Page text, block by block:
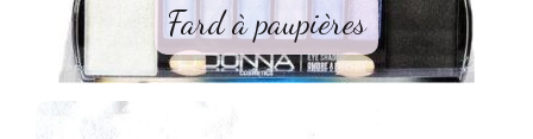
Fard à paupières